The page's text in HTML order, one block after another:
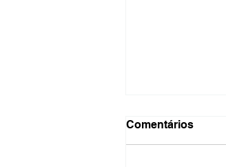
Comentários